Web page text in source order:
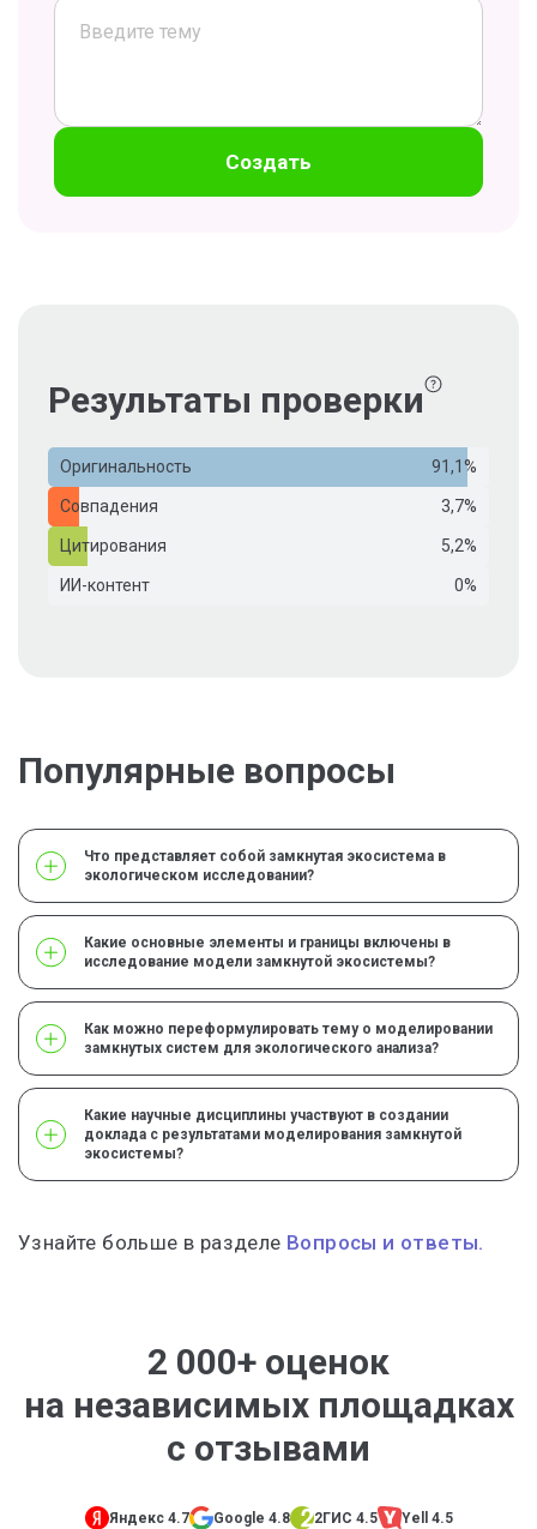
Создать
Результаты проверки
Оригинальность 91,1%
Совпадения 3,7%
Цитирования 5,2%
ИИ-контент 0%
Популярные вопросы
Что представляет собой замкнутая экосистема в
экологическом исследовании?
Какие основные элементы и границы включены в
исследование модели замкнутой экосистемы?
Как можно переформулировать тему о моделировании
замкнутых систем для экологического анализа?
Какие научные дисциплины участвуют в создании
доклада с результатами моделирования замкнутой
экосистемы?
Узнайте больше в разделе Вопросы и ответы.
2 000+ оценок
на независимых площадках
с отзывами
Яндекс 4.7 Google 4.8 2ГИС 4.5 Yell 4.5